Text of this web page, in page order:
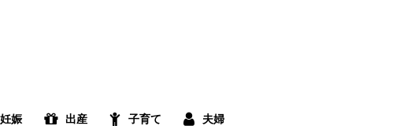
妊娠 出産 子育て 夫婦